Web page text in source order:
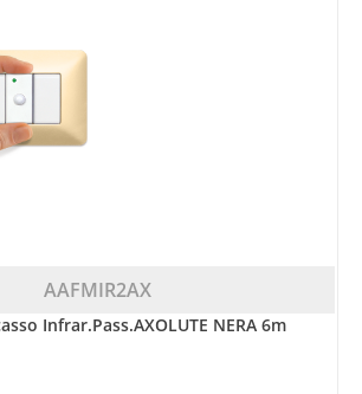
AAFMIR2AX
Infrar.pass.AXOLUTE NERA 6m